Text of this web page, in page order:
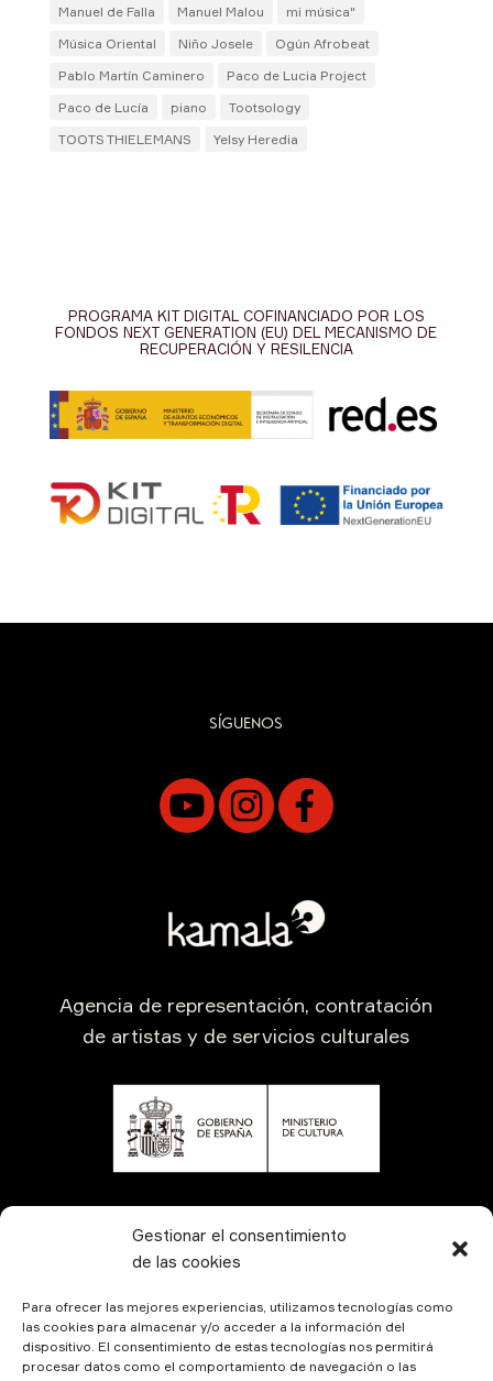
Gestionar el consentimiento
de las cookies
Para ofrecer las mejores experiencias, utilizamos tecnologías como
las cookies para almacenar y/o acceder a la información del
dispositivo. El consentimiento de estas tecnologías nos permitirá
procesar datos como el comportamiento de navegación o las
Manuel de Falla
Manuel Malou
mi música"
Música Oriental
Niño Josele
Ogún Afrobeat
Pablo Martín Caminero
Paco de Lucia Project
Paco de Lucía
piano
Tootsology
TOOTS THIELEMANS
Yelsy Heredia
PROGRAMA KIT DIGITAL COFINANCIADO POR LOS
FONDOS NEXT GENERATION (EU) DEL MECANISMO DE
RECUPERACIÓN Y RESILENCIA
SÍGUENOS
Agencia de representación, contratación
de artistas y de servicios culturales